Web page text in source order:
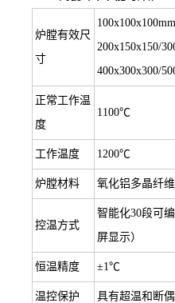
炉膛有效尺
寸
200x150x150/
400x300x300/
正常工作温
度
1100℃
工作温度 1200℃
炉膛材料 氧化铝多晶纤维
控温方式
智能化30段可
屏显示）
恒温精度 ±1℃
温控保护 具有超温和断